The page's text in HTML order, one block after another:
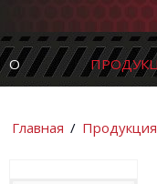
О
Главная / Продукция